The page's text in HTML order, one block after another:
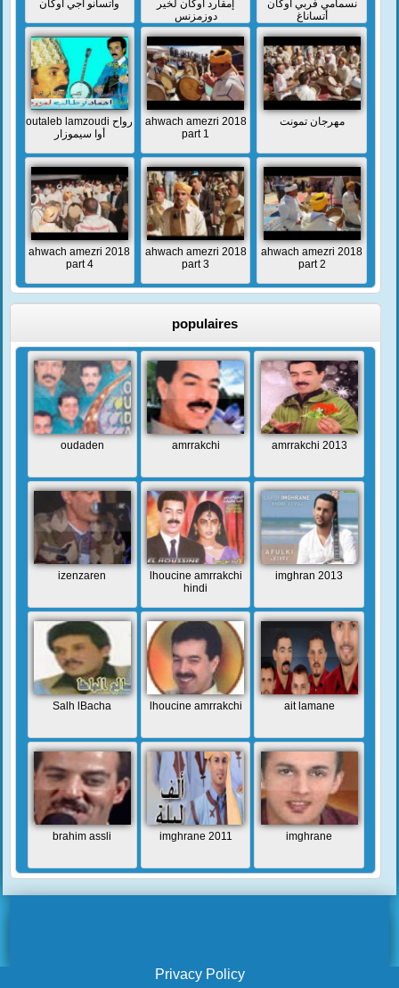
واتسانو أجي أوكان
إمقارد أوكان لخير
دوزمزنس
نسمامي فربي أوكان
أتساناغ
outaleb lamzoudi رواح
أوا سيموزار
ahwach amezri 2018
part 1
مهرجان تمونت
ahwach amezri 2018
part 4
ahwach amezri 2018
part 3
ahwach amezri 2018
part 2
populaires
oudaden amrrakchi amrrakchi 2013
izenzaren
lhoucine amrrakchi
hindi
imghran 2013
Salh lBacha lhoucine amrrakchi ait lamane
brahim assli imghrane 2011 imghrane
Privacy Policy